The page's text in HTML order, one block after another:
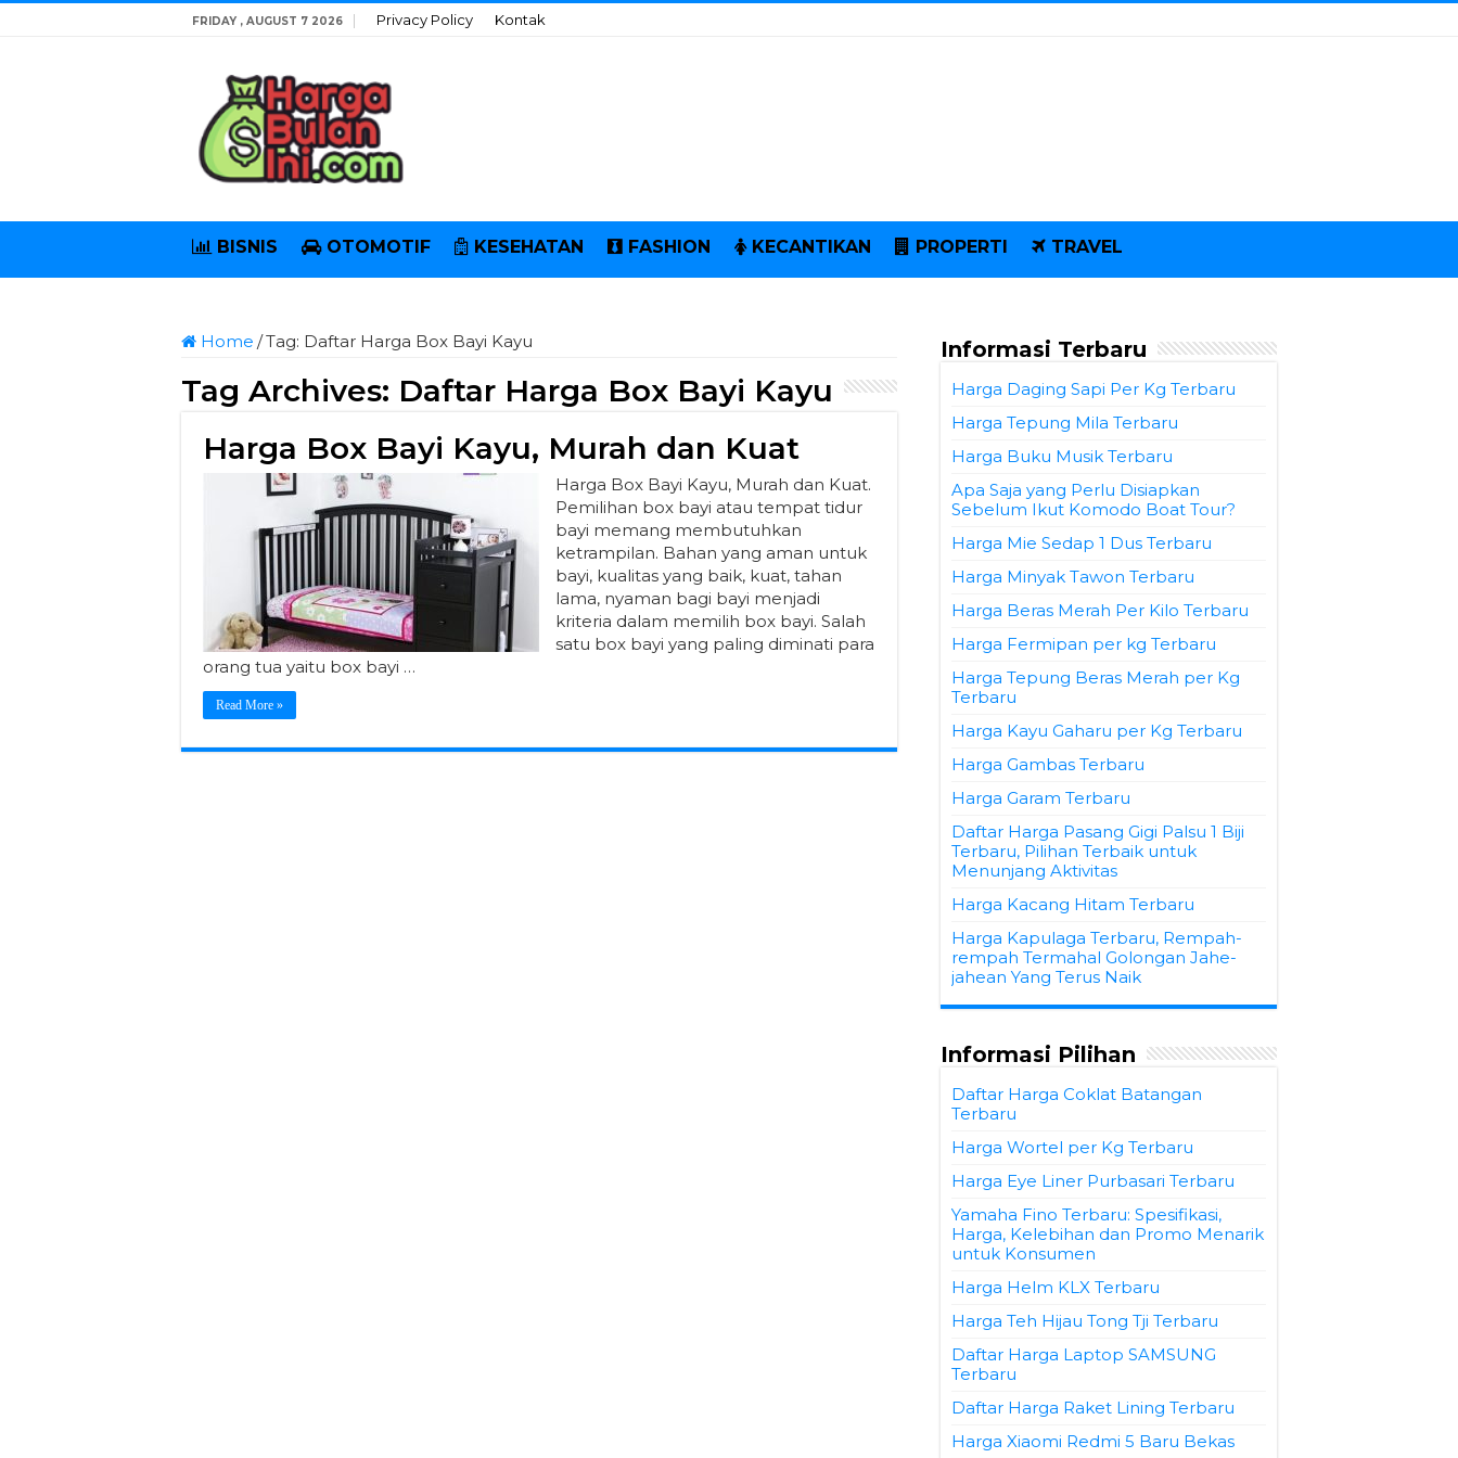
FRIDAY , AUGUST 7 2026 Privacy Policy Kontak
BISNIS OTOMOTIF KESEHATAN FASHION KECANTIKAN PROPERTI TRAVEL
Home /Tag: Daftar Harga Box Bayi Kayu
Tag Archives: Daftar Harga Box Bayi Kayu
Harga Box Bayi Kayu, Murah dan Kuat
Harga Box Bayi Kayu, Murah dan Kuat.
Pemilihan box bayi atau tempat tidur
bayi memang membutuhkan
ketrampilan. Bahan yang aman untuk
bayi, kualitas yang baik, kuat, tahan
lama, nyaman bagi bayi menjadi
kriteria dalam memilih box bayi. Salah
satu box bayi yang paling diminati para
orang tua yaitu box bayi …
Read More »
Informasi Terbaru
Harga Daging Sapi Per Kg Terbaru
Harga Tepung Mila Terbaru
Harga Buku Musik Terbaru
Apa Saja yang Perlu Disiapkan
Sebelum Ikut Komodo Boat Tour?
Harga Mie Sedap 1 Dus Terbaru
Harga Minyak Tawon Terbaru
Harga Beras Merah Per Kilo Terbaru
Harga Fermipan per kg Terbaru
Harga Tepung Beras Merah per Kg
Terbaru
Harga Kayu Gaharu per Kg Terbaru
Harga Gambas Terbaru
Harga Garam Terbaru
Daftar Harga Pasang Gigi Palsu 1 Biji
Terbaru, Pilihan Terbaik untuk
Menunjang Aktivitas
Harga Kacang Hitam Terbaru
Harga Kapulaga Terbaru, Rempah-
rempah Termahal Golongan Jahe-
jahean Yang Terus Naik
Informasi Pilihan
Daftar Harga Coklat Batangan
Terbaru
Harga Wortel per Kg Terbaru
Harga Eye Liner Purbasari Terbaru
Yamaha Fino Terbaru: Spesifikasi,
Harga, Kelebihan dan Promo Menarik
untuk Konsumen
Harga Helm KLX Terbaru
Harga Teh Hijau Tong Tji Terbaru
Daftar Harga Laptop SAMSUNG
Terbaru
Daftar Harga Raket Lining Terbaru
Harga Xiaomi Redmi 5 Baru Bekas